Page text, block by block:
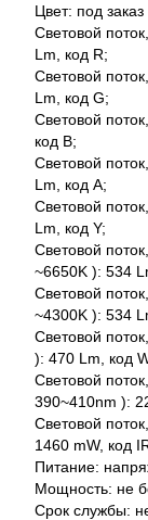
Цвет: под
Световой
Lm, код R;
Световой
Lm, код G;
Световой
код B;
Световой
Lm, код A;
Световой
Lm, код Y;
Световой
~6650K ): 534
Световой
~4300K ): 534
Световой
): 470 Lm, код
Световой
390~410nm ):
Световой
1460 mW, код
Питание:
Мощность: не
Срок службы: